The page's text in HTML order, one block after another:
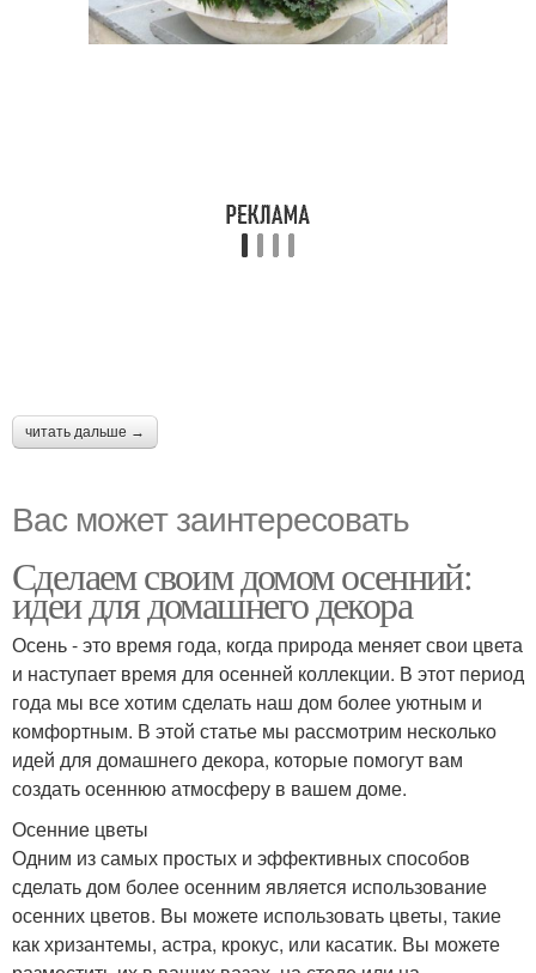
читать дальше →
Вас может заинтересовать
Сделаем своим домом осенний:
идеи для домашнего декора
Осень - это время года, когда природа меняет свои цвета
и наступает время для осенней коллекции. В этот период
года мы все хотим сделать наш дом более уютным и
комфортным. В этой статье мы рассмотрим несколько
идей для домашнего декора, которые помогут вам
создать осеннюю атмосферу в вашем доме.
Осенние цветы
Одним из самых простых и эффективных способов
сделать дом более осенним является использование
осенних цветов. Вы можете использовать цветы, такие
как хризантемы, астра, крокус, или касатик. Вы можете